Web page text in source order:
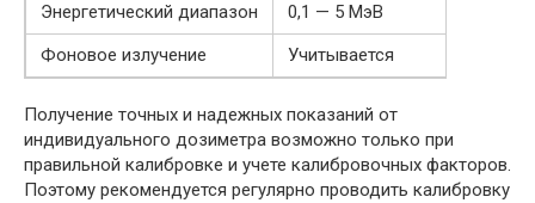
Энергетический диапазон
0,1 — 5 МэВ
Фоновое излучение
Учитывается
Получение точных и надежных показаний от
индивидуального дозиметра возможно только при
правильной калибровке и учете калибровочных факторов.
Поэтому рекомендуется регулярно проводить калибровку